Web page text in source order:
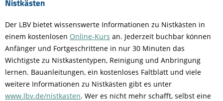
Der LBV bietet wissenswerte Informationen zu Nistkästen in
einem kostenlosen Online-Kurs an. Jederzeit buchbar können
Anfänger und Fortgeschrittene in nur 30 Minuten das
Wichtigste zu Nistkastentypen, Reinigung und Anbringung
lernen. Bauanleitungen, ein kostenloses Faltblatt und viele
weitere Informationen zu Nistkästen gibt es unter
www.lbv.de/nistkasten. Wer es nicht mehr schafft, selbst eine